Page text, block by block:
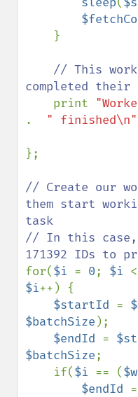
// This
completed
print
. " finished\n"
};
// Create our
them start
task
// In this
for($i = 0; $i <
$i++) {
$startId =
$batchSize );
$endId =
$batchSize;
    if(
$i == (
$endId =